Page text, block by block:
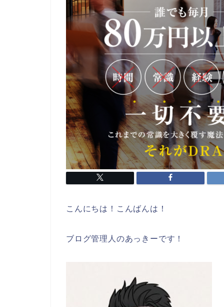
こんにちは！こんばんは！
ブログ管理人のあっきーです！